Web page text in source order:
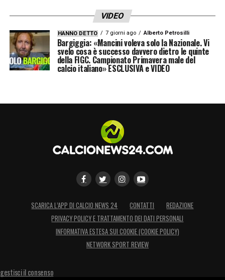
VIDEO
HANNO DETTO 7 giorni ago Alberto Petrosilli
Bargiggia: «Mancini voleva solo la Nazionale. Vi
svelo cosa è successo davvero dietro le quinte
della FIGC. Campionato Primavera male del
calcio italiano» ESCLUSIVA e VIDEO
SCARICA L’APP DI CALCIO NEWS 24 CONTATTI
REDAZIONE
PRIVACY POLICY E TRATTAMENTO DEI DATI PERSONALI
INFORMATIVA ESTESA SUI COOKIE (COOKIE POLICY)
NETWORK SPORT REVIEW
gestisci il consenso